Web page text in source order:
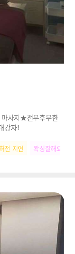
마사지★전무후무한
강자!
전 지연 왁싱잘해요 청아